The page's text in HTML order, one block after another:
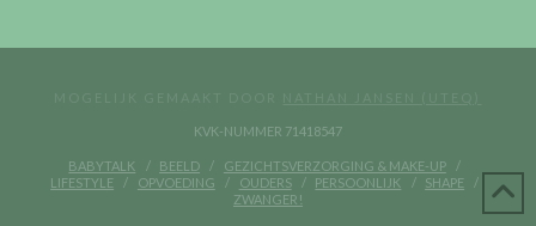
KVK-NUMMER 71418547
BABYTALK BEELD
GEZICHTSVERZORGING & MAKE-UP
LIFESTYLE
OPVOEDING OUDERS PERSOONLIJK
SHAPE
ZWANGER!